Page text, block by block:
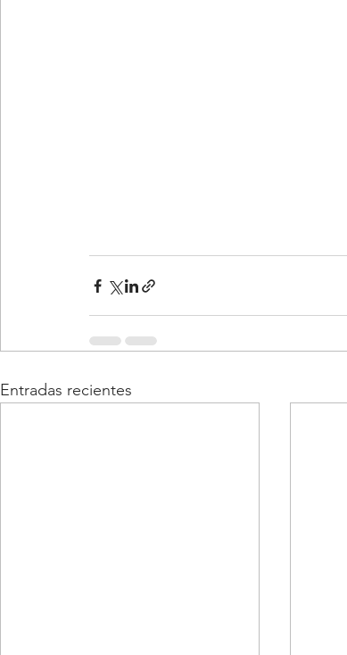
Entradas recientes